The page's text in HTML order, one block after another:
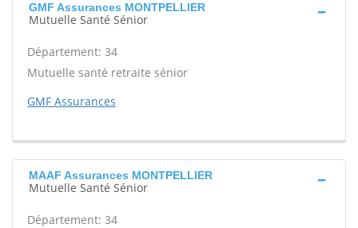
GMF Assurances MONTPELLIER
Mutuelle Santé Sénior
Département: 34
Mutuelle santé retraite sénior
GMF Assurances
MAAF Assurances MONTPELLIER
Mutuelle Santé Sénior
Département: 34